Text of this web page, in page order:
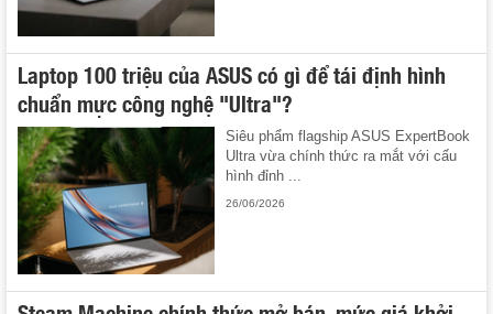
Laptop 100 triệu của ASUS có gì để tái định hình
chuẩn mực công nghệ "Ultra"?
Siêu phẩm flagship ASUS ExpertBook
Ultra vừa chính thức ra mắt với cấu
hình đỉnh ...
26/06/2026